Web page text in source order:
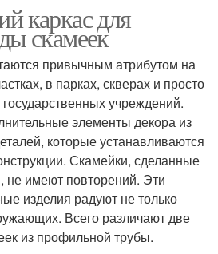
Простая скамейка
Скамейка для дачи
Скамейки для дачи
каркас для
скамеек
привычным атрибутом на
в парках, скверах и просто
учреждений.
элементы декора из
которые устанавливаются
Скамейки, сделанные
не имеют повторений. Эти
изделия радуют не только
Всего различают две
из профильной трубы.